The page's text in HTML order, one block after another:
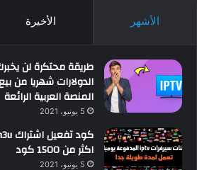
الأشهر الأخيرة
طريقة محتكرة لن
المنصة العربية الرائعة
5 يونيو، 2021
اكثر من 1500 كود
5 يونيو، 2021